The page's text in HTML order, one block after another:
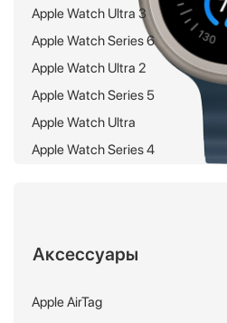
Apple Watch Ultra 3
Apple Watch Series 6
Apple Watch Ultra 2
Apple Watch Series 5
Apple Watch Ultra
Apple Watch Series 4
Аксессуары
Apple AirTag